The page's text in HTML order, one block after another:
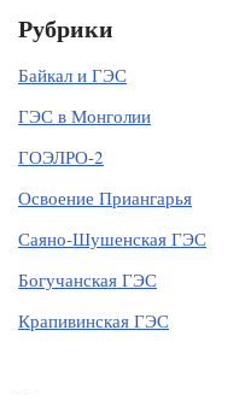
Рубрики
Байкал и ГЭС
ГЭС в Монголии
ГОЭЛРО-2
Освоение Приангарья
Саяно-Шушенская ГЭС
Богучанская ГЭС
Крапивинская ГЭС